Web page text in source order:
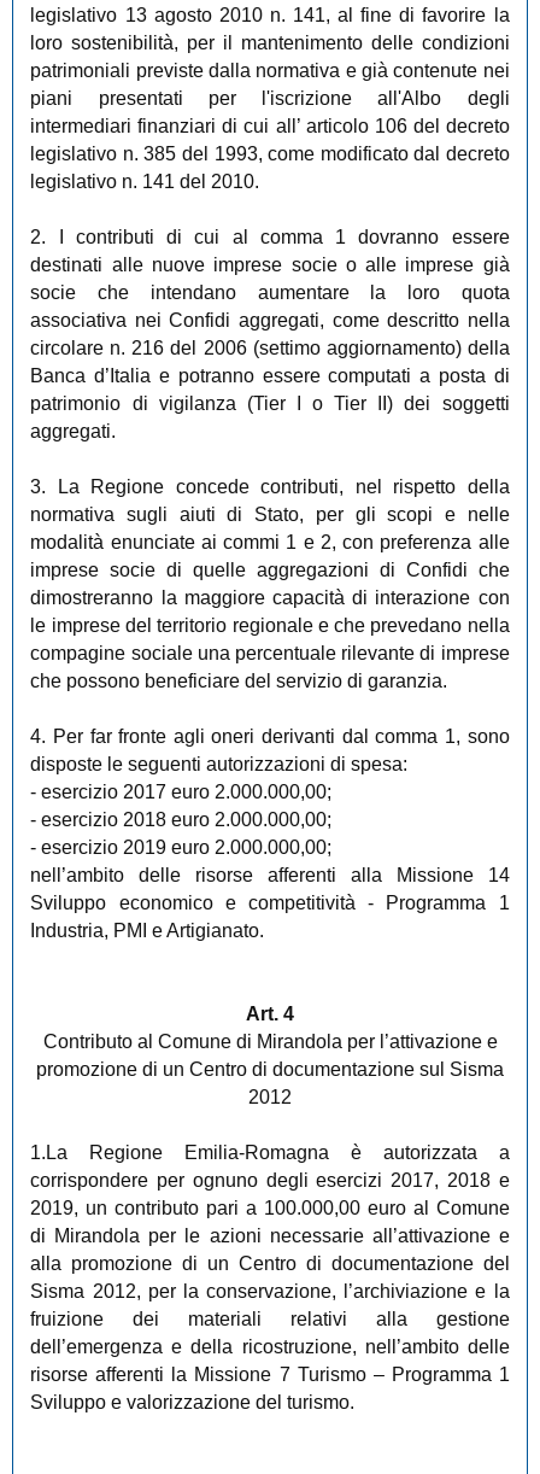
legislativo 13 agosto 2010 n. 141, al fine di favorire la
loro sostenibilità, per il mantenimento delle condizioni
patrimoniali previste dalla normativa e già contenute nei
piani presentati per l'iscrizione all'Albo degli
intermediari finanziari di cui all’ articolo 106 del decreto
legislativo n. 385 del 1993, come modificato dal decreto
legislativo n. 141 del 2010.
2. I contributi di cui al comma 1 dovranno essere
destinati alle nuove imprese socie o alle imprese già
socie che intendano aumentare la loro quota
associativa nei Confidi aggregati, come descritto nella
circolare n. 216 del 2006 (settimo aggiornamento) della
Banca d’Italia e potranno essere computati a posta di
patrimonio di vigilanza (Tier I o Tier II) dei soggetti
aggregati.
3. La Regione concede contributi, nel rispetto della
normativa sugli aiuti di Stato, per gli scopi e nelle
modalità enunciate ai commi 1 e 2, con preferenza alle
imprese socie di quelle aggregazioni di Confidi che
dimostreranno la maggiore capacità di interazione con
le imprese del territorio regionale e che prevedano nella
compagine sociale una percentuale rilevante di imprese
che possono beneficiare del servizio di garanzia.
4. Per far fronte agli oneri derivanti dal comma 1, sono
disposte le seguenti autorizzazioni di spesa:
- esercizio 2017 euro 2.000.000,00;
- esercizio 2018 euro 2.000.000,00;
- esercizio 2019 euro 2.000.000,00;
nell’ambito delle risorse afferenti alla Missione 14
Sviluppo economico e competitività - Programma 1
Industria, PMI e Artigianato.
Art. 4
Contributo al Comune di Mirandola per l’attivazione e
promozione di un Centro di documentazione sul Sisma
2012
1.La Regione Emilia-Romagna è autorizzata a
corrispondere per ognuno degli esercizi 2017, 2018 e
2019, un contributo pari a 100.000,00 euro al Comune
di Mirandola per le azioni necessarie all’attivazione e
alla promozione di un Centro di documentazione del
Sisma 2012, per la conservazione, l’archiviazione e la
fruizione dei materiali relativi alla gestione
dell’emergenza e della ricostruzione, nell’ambito delle
risorse afferenti la Missione 7 Turismo – Programma 1
Sviluppo e valorizzazione del turismo.